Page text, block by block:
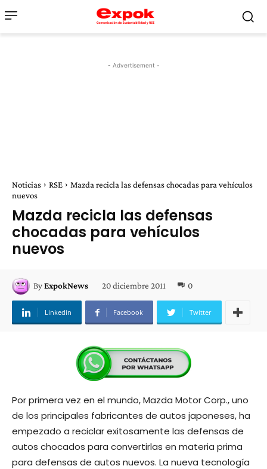
- Advertisement -
Noticias RSE
Mazda recicla las defensas chocadas para vehículos
nuevos
Mazda recicla las defensas
chocadas para vehículos
nuevos
ByExpokNews 20 diciembre 2011 0
Linkedin Facebook Twitter
Por primera vez en el mundo, Mazda Motor Corp., uno
de los principales fabricantes de autos japoneses, ha
empezado a reciclar exitosamente las defensas de
autos chocados para convertirlas en materia prima
para defensas de autos nuevos. La nueva tecnología